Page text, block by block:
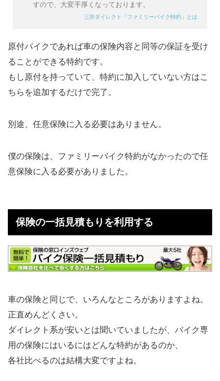
すので、大変手厚くなっております。
三井ダイレクト「ファミリーバイク特約」とは
原付バイクであれば車の保険内容と同等の保証を受け
ることができる特約です。
もし原付を持っていて、特約に加入していない方はこ
ちらを追加するだけで完了。
別途、任意保険に入る必要はありません。
僕の保険は、ファミリーバイク特約がなかったので任
意保険に入る必要がありました。
保険の一括見積もりを利用する
車の保険と同じで、いろんなところがありますよね。
正直めんどくさい。
ダイレクト系が安いとは聞いていましたが、バイク専
用の保険にはいるにはどんな特約があるのか、
各社比べるのは結構大変ですよね。